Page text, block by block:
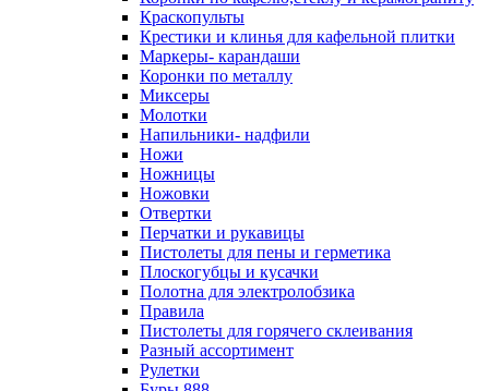
Краскопульты
Крестики и клинья для кафельной плитки
Маркеры- карандаши
Коронки по металлу
Миксеры
Молотки
Напильники- надфили
Ножи
Ножницы
Ножовки
Отвертки
Перчатки и рукавицы
Пистолеты для пены и герметика
Плоскогубцы и кусачки
Полотна для электролобзика
Правила
Пистолеты для горячего склеивания
Разный ассортимент
Рулетки